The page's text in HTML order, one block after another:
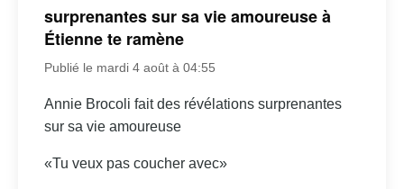
surprenantes sur sa vie amoureuse à
Étienne te ramène
Publié le mardi 4 août à 04:55
Annie Brocoli fait des révélations surprenantes
sur sa vie amoureuse
«Tu veux pas coucher avec»